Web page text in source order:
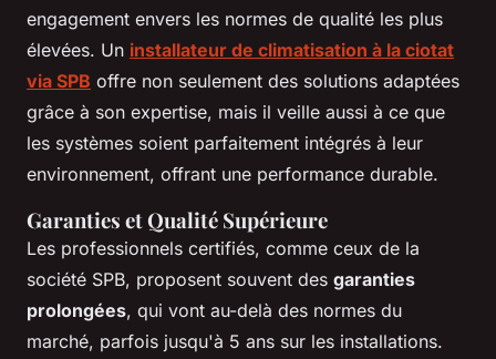
engagement envers les normes de qualité les plus
élevées. Un installateur de climatisation à la ciotat
via SPB offre non seulement des solutions adaptées
grâce à son expertise, mais il veille aussi à ce que
les systèmes soient parfaitement intégrés à leur
environnement, offrant une performance durable.
Garanties et Qualité Supérieure
Les professionnels certifiés, comme ceux de la
société SPB, proposent souvent des garanties
prolongées, qui vont au-delà des normes du
marché, parfois jusqu'à 5 ans sur les installations.